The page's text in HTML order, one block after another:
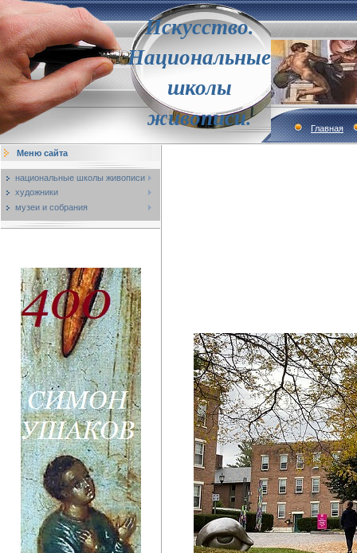
Искусство.
Национальные
школы
живописи.
Главная
Меню сайта
национальные школы живописи
художники
музеи и собрания